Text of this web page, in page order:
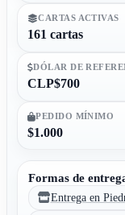
CARTAS ACTIVAS
161 cartas
DÓLAR DE
CLP$700
PEDIDO MÍNIMO
$1.000
Formas de
Entrega en